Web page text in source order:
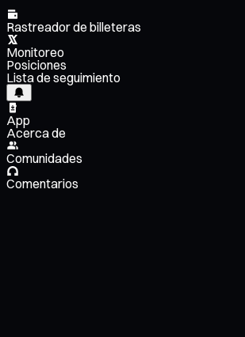
Rastreador de billeteras
Monitoreo
Posiciones
Lista de seguimiento
App
Acerca de
Comunidades
Comentarios